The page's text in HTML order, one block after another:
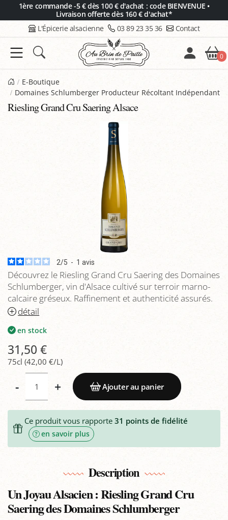
1ère commande -5 € dès 100 € d'achat : code BIENVENUE •
Livraison offerte dès 160 € d'achat*
L'Épicerie alsacienne 03 89 23 35 36 Contact
0
E-Boutique
Domaines Schlumberger Producteur Récoltant Indépendant
Riesling Grand Cru Saering Alsace
2/5 - 1 avis
Découvrez le Riesling Grand Cru Saering des Domaines
Schlumberger, vin d'Alsace cultivé sur terroir marno-
calcaire gréseux. Raffinement et authenticité assurés.
détail
en stock
31,50 €
75cl (42,00 €/L)
- + Ajouter au panier
Ce produit vous rapporte31 points de fidélité
en savoir plus
Description
Un Joyau Alsacien : Riesling Grand Cru
Saering des Domaines Schlumberger
Panneau de gestion des cookies